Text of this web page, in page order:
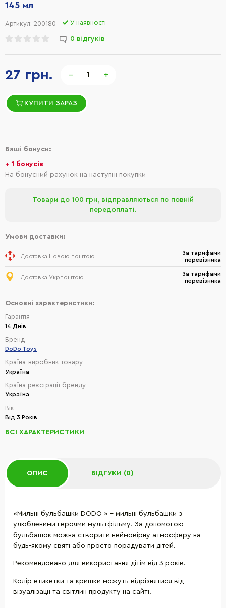
27 грн. − +
КУПИТИ ЗАРАЗ
145 мл
Артикул: 200180 У наявності
0 відгуків
Ваші бонуси:
+ 1 бонусів
На бонусний рахунок на наступні покупки
Товари до 100 грн, відправляються по повній
передоплаті.
Умови доставки:
Доставка Новою поштою
За тарифами
перевізника
Доставка Укрпоштою
За тарифами
перевізника
Основні характеристики:
Гарантія
14 Днів
Бренд
DoDo Toys
Країна-виробник товару
Україна
Країна реєстрації бренду
Україна
Вік
Від 3 Років
ВСІ ХАРАКТЕРИСТИКИ
ОПИС ВІДГУКИ (0)
«Мильні бульбашки DODO » – мильні бульбашки з
улюбленими героями мультфільму. За допомогою
бульбашок можна створити неймовірну атмосферу на
будь-якому святі або просто порадувати дітей.
Рекомендовано для використання дітім від 3 років.
Колір етикетки та кришки можуть відрізнятися від
візуалізації та світлин продукту на сайті.